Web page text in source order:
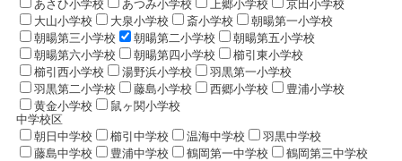
あさひ小学校
あつみ小学校 上郷小学校
京田小学校
大山小学校
大泉小学校 斎小学校
朝暘第一小学校
朝暘第三小学校
朝暘第二小学校
朝暘第五小学校
朝暘第六小学校
朝暘第四小学校
櫛引東小学校
櫛引西小学校
湯野浜小学校
羽黒第一小学校
羽黒第二小学校
藤島小学校 西郷小学校
豊浦小学校
黄金小学校
鼠ヶ関小学校
中学校区
朝日中学校
櫛引中学校 温海中学校
羽黒中学校
藤島中学校
豊浦中学校 鶴岡第一中学校
鶴岡第三中学校